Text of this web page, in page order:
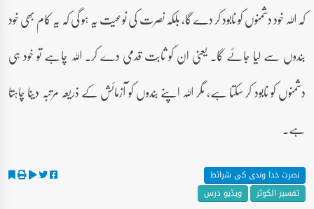
کہ اللہ خود دشمنوں کو نابود کر دے گا، بلکہ نصرت کی نوعیت یہ ہو گی کہ یہ کام بھی خود
بندوں سے لیا جائے گا۔ یعنی ان کو ثابت قدمی دے کر۔ اللہ چاہے تو خود ہی
دشمنوں کو نابود کر سکتا ہے، مگر اللہ اپنے بندوں کو آزمائش کے ذریعہ مرتبہ دینا چاہتا
ہے۔
نصرت خدا وندی کی شرائط
تفسیر الکوثر
ویڈیو درس